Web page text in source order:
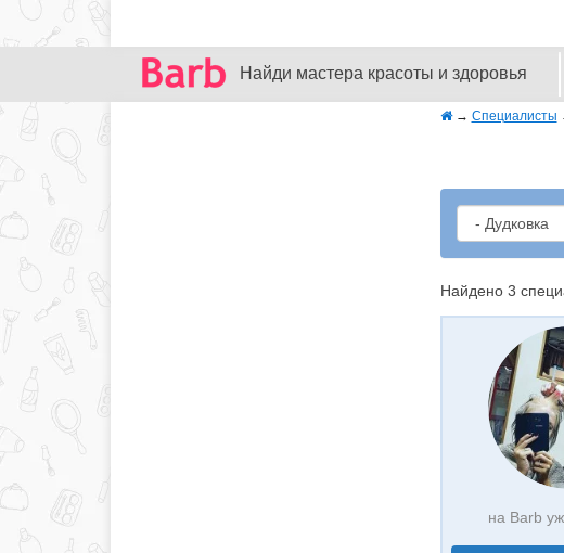
Найди мастера красоты и здоровья
→ Специалисты
Найдено 3
на Barb